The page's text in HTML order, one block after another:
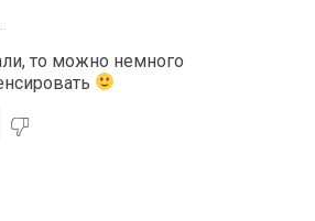
то можно немного